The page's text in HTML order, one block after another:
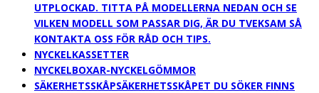
UTPLOCKAD. TITTA PÅ MODELLERNA NEDAN OCH SE
VILKEN MODELL SOM PASSAR DIG, ÄR DU TVEKSAM SÅ
KONTAKTA OSS FÖR RÅD OCH TIPS.
NYCKELKASSETTER
NYCKELBOXAR-NYCKELGÖMMOR
SÄKERHETSSKÅPSÄKERHETSSKÅPET DU SÖKER FINNS